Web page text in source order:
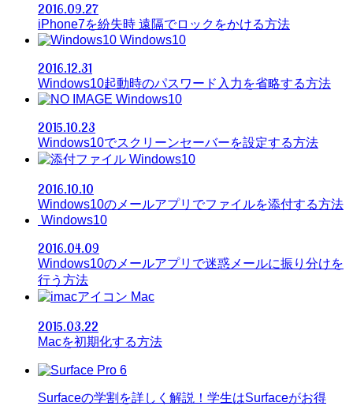
2016.09.27
iPhone7を紛失時 遠隔でロックをかける方法
Windows10
2016.12.31
Windows10起動時のパスワード入力を省略する方法
Windows10
2015.10.23
Windows10でスクリーンセーバーを設定する方法
Windows10
2016.10.10
Windows10のメールアプリでファイルを添付する方法
Windows10
2016.04.09
Windows10のメールアプリで迷惑メールに振り分けを
行う方法
Mac
2015.03.22
Macを初期化する方法
Surfaceの学割を詳しく解説！学生はSurfaceがお得